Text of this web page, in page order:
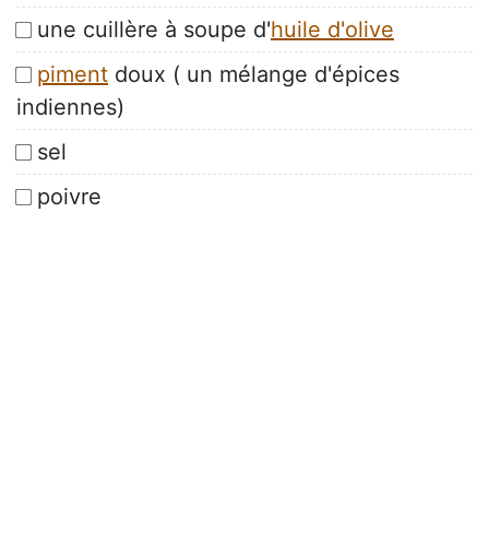
une cuillère à soupe d'huile d'olive
piment doux ( un mélange d'épices
indiennes)
sel
poivre